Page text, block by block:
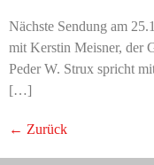
Nächste Sendung am
mit Kerstin Meisner, der
Peder W. Strux spricht
[…]
← Zurück